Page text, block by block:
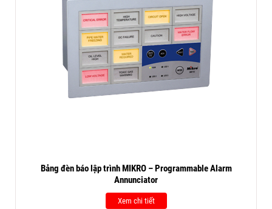
Bảng đèn báo lập trình MIKRO – Programmable Alarm
Annunciator
Xem chi tiết